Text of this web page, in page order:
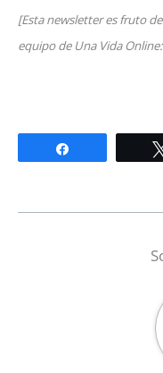
[Esta newsletter es fruto
equipo de Una Vida